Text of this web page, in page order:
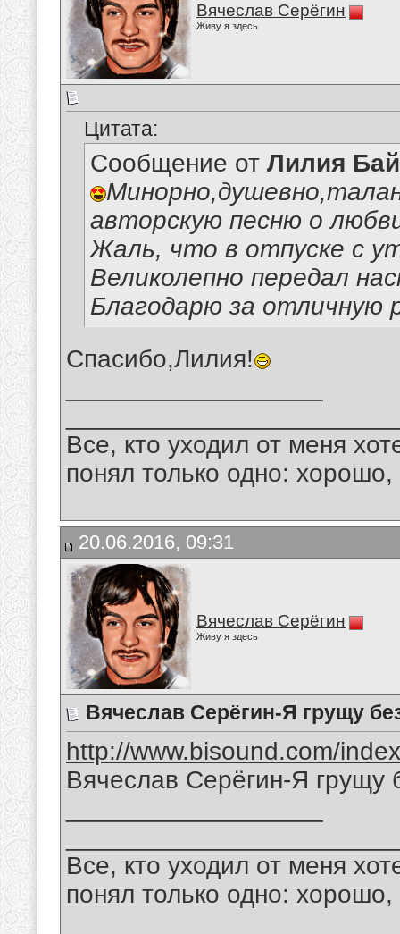
Вячеслав Серёгин
Живу я здесь
Цитата:
Сообщение от Лилия
авторскую песню о
Жаль, что в отпуске с
Великолепно передал
Благодарю за отличную
Спасибо,Лилия!
Все, кто уходил от меня
понял только одно:
20.06.2016, 09:31
Вячеслав Серёгин
Живу я здесь
Вячеслав Серёгин-Я грущу
http://www.bisound.com/
Вячеслав Серёгин-Я грущу
Все, кто уходил от меня
понял только одно: